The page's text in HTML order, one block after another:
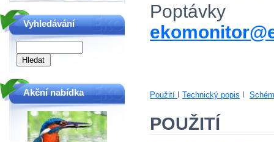
Použití Technický popis
POUŽITÍ
Vyhledávání
Akční nabídka